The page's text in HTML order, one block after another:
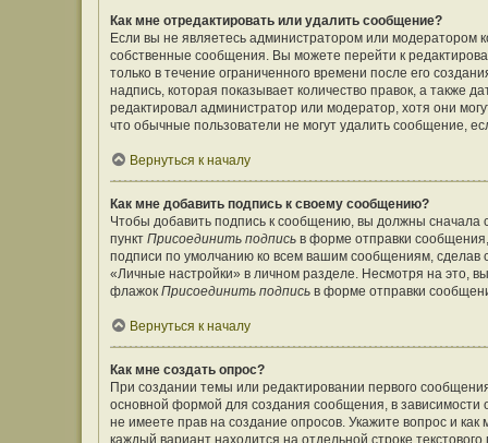
Как мне отредактировать или удалить сообщение?
Если вы не являетесь администратором или модератором
собственные сообщения. Вы можете перейти к
только в течение ограниченного времени после его
надпись, которая показывает количество правок, а также
редактировал администратор или модератор, хотя они
что обычные пользователи не могут удалить сообщение,
Вернуться к началу
Как мне добавить подпись к своему сообщению?
Чтобы добавить подпись к сообщению, вы должны сначала
пункт Присоединить подпись в форме отправки
подписи по умолчанию ко всем вашим сообщениям,
«Личные настройки» в личном разделе. Несмотря на это,
флажок Присоединить подпись в форме отправки
Вернуться к началу
Как мне создать опрос?
При создании темы или редактировании первого
основной формой для создания сообщения, в зависимости
не имеете прав на создание опросов. Укажите вопрос и
каждый вариант находится на отдельной строке